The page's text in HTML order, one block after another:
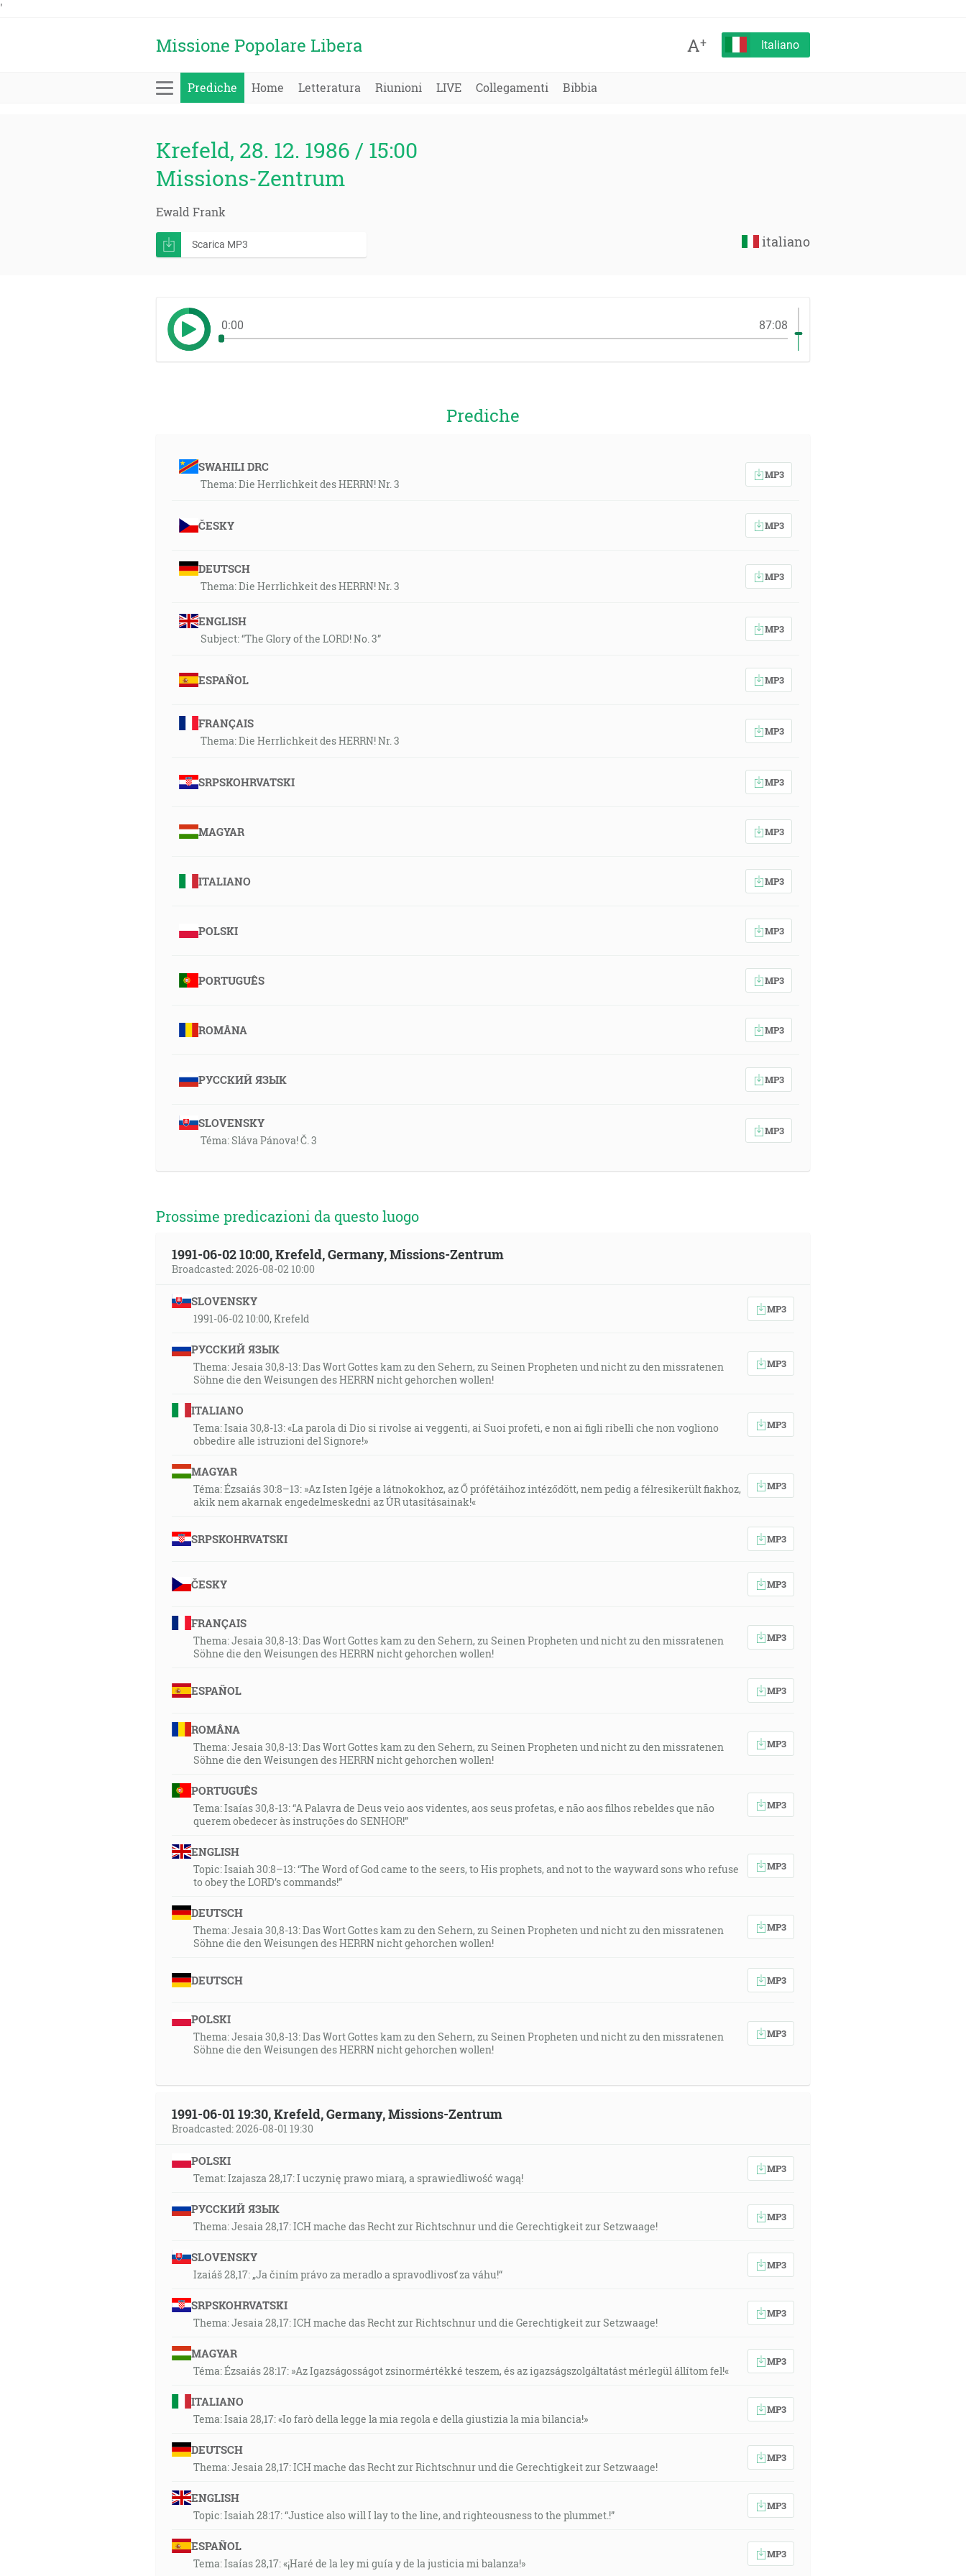
'
Missione Popolare Libera A+ Italiano
Prediche Home Letteratura Riunioni LIVE Collegamenti Bibbia
Krefeld, 28. 12. 1986 / 15:00
Missions-Zentrum
Ewald Frank
italiano
Scarica MP3
0:00 87:08
Prediche
SWAHILI DRC
Thema: Die Herrlichkeit des HERRN! Nr. 3
MP3
ČESKY MP3
DEUTSCH
Thema: Die Herrlichkeit des HERRN! Nr. 3
MP3
ENGLISH
Subject: “The Glory of the LORD! No. 3”
MP3
ESPAÑOL MP3
FRANÇAIS
Thema: Die Herrlichkeit des HERRN! Nr. 3
MP3
SRPSKOHRVATSKI MP3
MAGYAR MP3
ITALIANO MP3
POLSKI MP3
PORTUGUÊS MP3
ROMÂNA MP3
РУССКИЙ ЯЗЫК MP3
SLOVENSKY
Téma: Sláva Pánova! Č. 3
MP3
Prossime predicazioni da questo luogo
1991-06-02 10:00, Krefeld, Germany, Missions-Zentrum
Broadcasted: 2026-08-02 10:00
SLOVENSKY
1991-06-02 10:00, Krefeld
MP3
РУССКИЙ ЯЗЫК
Thema: Jesaia 30,8-13: Das Wort Gottes kam zu den Sehern, zu Seinen Propheten und nicht zu den missratenen
Söhne die den Weisungen des HERRN nicht gehorchen wollen!
MP3
ITALIANO
Tema: Isaia 30,8-13: «La parola di Dio si rivolse ai veggenti, ai Suoi profeti, e non ai figli ribelli che non vogliono
obbedire alle istruzioni del Signore!»
MP3
MAGYAR
Téma: Ézsaiás 30:8–13: »Az Isten Igéje a látnokokhoz, az Ő prófétáihoz intéződött, nem pedig a félresikerült fiakhoz,
akik nem akarnak engedelmeskedni az ÚR utasításainak!«
MP3
SRPSKOHRVATSKI MP3
ČESKY MP3
FRANÇAIS
Thema: Jesaia 30,8-13: Das Wort Gottes kam zu den Sehern, zu Seinen Propheten und nicht zu den missratenen
Söhne die den Weisungen des HERRN nicht gehorchen wollen!
MP3
ESPAÑOL MP3
ROMÂNA
Thema: Jesaia 30,8-13: Das Wort Gottes kam zu den Sehern, zu Seinen Propheten und nicht zu den missratenen
Söhne die den Weisungen des HERRN nicht gehorchen wollen!
MP3
PORTUGUÊS
Tema: Isaías 30,8-13: “A Palavra de Deus veio aos videntes, aos seus profetas, e não aos filhos rebeldes que não
querem obedecer às instruções do SENHOR!”
MP3
ENGLISH
Topic: Isaiah 30:8–13: “The Word of God came to the seers, to His prophets, and not to the wayward sons who refuse
to obey the LORD’s commands!”
MP3
DEUTSCH
Thema: Jesaia 30,8-13: Das Wort Gottes kam zu den Sehern, zu Seinen Propheten und nicht zu den missratenen
Söhne die den Weisungen des HERRN nicht gehorchen wollen!
MP3
DEUTSCH MP3
POLSKI
Thema: Jesaia 30,8-13: Das Wort Gottes kam zu den Sehern, zu Seinen Propheten und nicht zu den missratenen
Söhne die den Weisungen des HERRN nicht gehorchen wollen!
MP3
1991-06-01 19:30, Krefeld, Germany, Missions-Zentrum
Broadcasted: 2026-08-01 19:30
POLSKI
Temat: Izajasza 28,17: I uczynię prawo miarą, a sprawiedliwość wagą!
MP3
РУССКИЙ ЯЗЫК
Thema: Jesaia 28,17: ICH mache das Recht zur Richtschnur und die Gerechtigkeit zur Setzwaage!
MP3
SLOVENSKY
Izaiáš 28,17: „Ja činím právo za meradlo a spravodlivosť za váhu!“
MP3
SRPSKOHRVATSKI
Thema: Jesaia 28,17: ICH mache das Recht zur Richtschnur und die Gerechtigkeit zur Setzwaage!
MP3
MAGYAR
Téma: Ézsaiás 28:17: »Az Igazságosságot zsinormértékké teszem, és az igazságszolgáltatást mérlegül állítom fel!«
MP3
ITALIANO
Tema: Isaia 28,17: «Io farò della legge la mia regola e della giustizia la mia bilancia!»
MP3
DEUTSCH
Thema: Jesaia 28,17: ICH mache das Recht zur Richtschnur und die Gerechtigkeit zur Setzwaage!
MP3
ENGLISH
Topic: Isaiah 28:17: “Justice also will I lay to the line, and righteousness to the plummet.!”
MP3
ESPAÑOL
Tema: Isaías 28,17: «¡Haré de la ley mi guía y de la justicia mi balanza!»
MP3